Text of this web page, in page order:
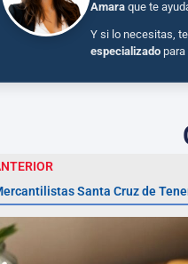
Amara que te
Y si lo necesitas,
especializado
Santa Cruz de